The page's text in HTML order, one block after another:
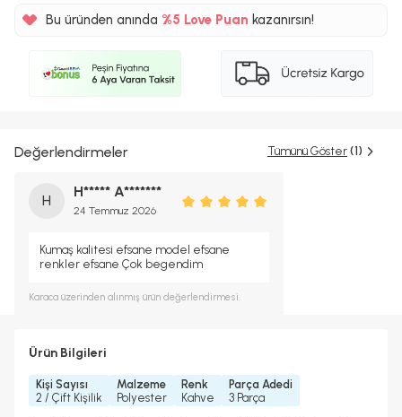
Bu üründen anında %5
%5
Love Puan kazanırsın!
Değerlendirmeler Tümünü Göster (1)
H
H***** A*******
24 Temmuz 2026
Kumaş kalitesi efsane model efsane
renkler efsane Çok begendim
Karaca üzerinden alınmış ürün değerlendirmesi.
Ürün Bilgileri
Kişi Sayısı
2 / Çift Kişilik
Malzeme
Polyester
Renk
Kahve
Parça Adedi
3 Parça